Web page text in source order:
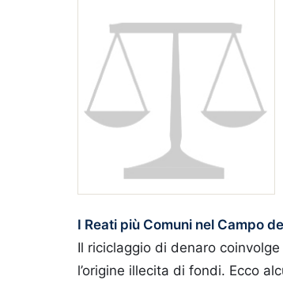
I Reati più Comuni nel Campo
Il riciclaggio di denaro
l’origine illecita di fondi. Ecco